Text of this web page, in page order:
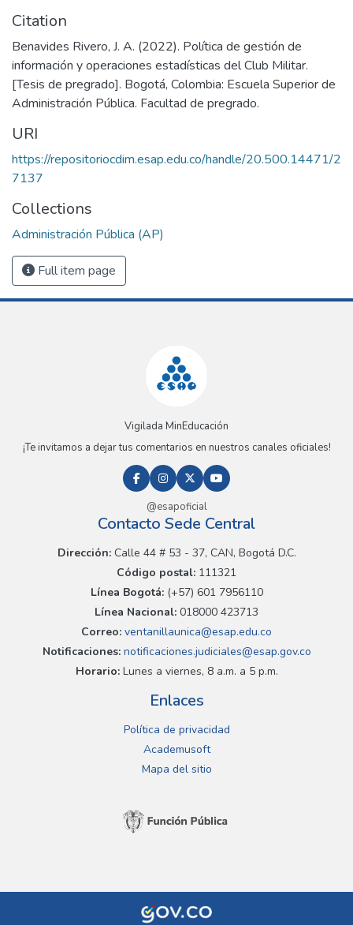
Citation
Benavides Rivero, J. A. (2022). Política de gestión de
información y operaciones estadísticas del Club Militar.
[Tesis de pregrado]. Bogotá, Colombia: Escuela Superior de
Administración Pública. Facultad de pregrado.
URI
https://repositoriocdim.esap.edu.co/handle/20.500.14471/2
7137
Collections
Administración Pública (AP)
Full item page
Vigilada MinEducación
¡Te invitamos a dejar tus comentarios en nuestros canales oficiales!
@esapoficial
Contacto Sede Central
Dirección:Calle 44 # 53 - 37, CAN, Bogotá D.C.
Código postal: 111321
Línea Bogotá:(+57) 601 7956110
Línea Nacional: 018000 423713
Correo: ventanillaunica@esap.edu.co
Notificaciones:notificaciones.judiciales@esap.gov.co
Horario:Lunes a viernes, 8 a.m. a 5 p.m.
Enlaces
Política de privacidad
Academusoft
Mapa del sitio